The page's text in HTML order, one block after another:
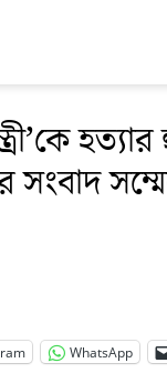
WhatsApp